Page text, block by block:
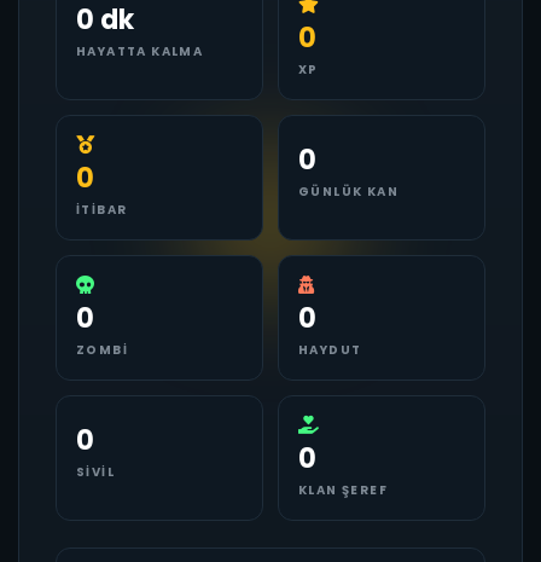
0 dk
HAYATTA KALMA 0
XP
0
İTIBAR
0
GÜNLÜK KAN
0
ZOMBI
0
HAYDUT
0
SIVIL 0
KLAN ŞEREF